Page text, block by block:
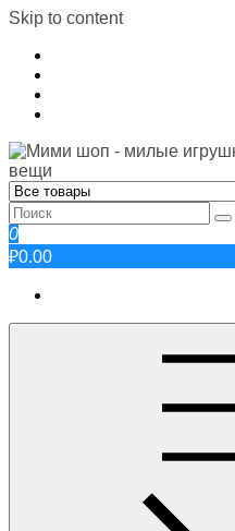
Skip to content
0
₽0.00